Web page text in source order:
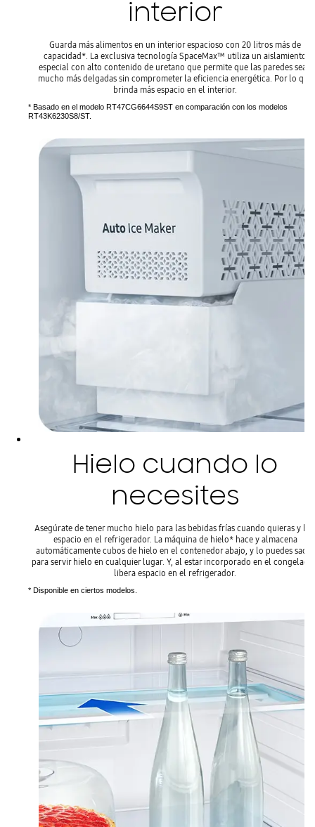
interior
Guarda más alimentos en un interior espacioso con 20 litros más de
capacidad*. La exclusiva tecnología SpaceMax™ utiliza un aislamiento
especial con alto contenido de uretano que permite que las paredes sean
mucho más delgadas sin comprometer la eficiencia energética. Por lo que
brinda más espacio en el interior.
* Basado en el modelo RT47CG6644S9ST en comparación con los modelos
RT43K6230S8/ST.
Hielo cuando lo
necesites
Asegúrate de tener mucho hielo para las bebidas frías cuando quieras y haz
espacio en el refrigerador. La máquina de hielo* hace y almacena
automáticamente cubos de hielo en el contenedor abajo, y lo puedes sacar
para servir hielo en cualquier lugar. Y, al estar incorporado en el
libera espacio en el refrigerador.
* Disponible en ciertos modelos.